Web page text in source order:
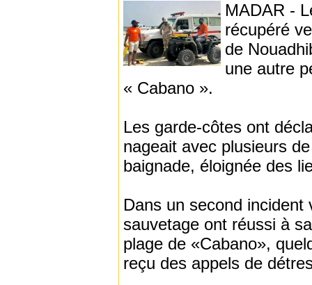
MADAR -
récupéré
de
une autre
« Cabano ».
Les garde-côtes ont
nageait avec plusieurs
baignade, éloignée des
Dans un second
sauvetage ont réussi à
plage de «Cabano»,
reçu des appels de